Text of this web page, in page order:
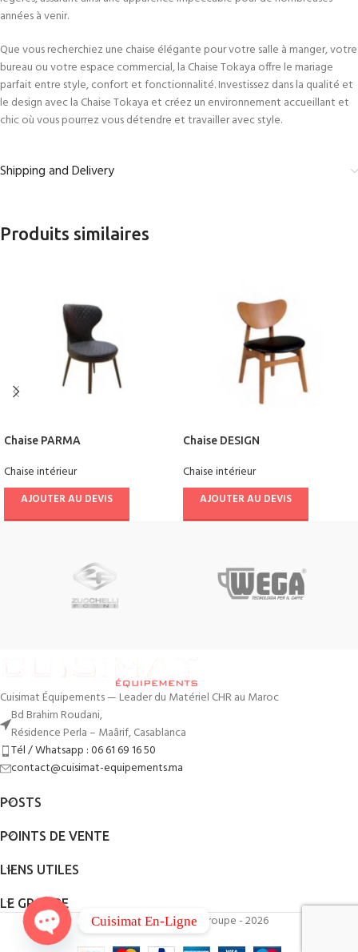
années à venir.
Que vous recherchiez une chaise élégante pour votre salle à manger, votre
bureau ou votre espace commercial, la Chaise Tokaya offre le mariage
parfait entre style, confort et fonctionnalité. Investissez dans la qualité et
le design avec la Chaise Tokaya et créez un environnement accueillant et
chic où vous pourrez vous détendre et travailler avec style.
Shipping and Delivery
Produits similaires
Chaise PARMA
Chaise intérieur
AJOUTER AU DEVIS
Chaise DESIGN
Chaise intérieur
AJOUTER AU DEVIS
Cuisimat Équipements — Leader du Matériel CHR au Maroc
Bd Brahim Roudani,
Résidence Perla – Maârif, Casablanca
Tél / Whatsapp : 06 61 69 16 50
contact@cuisimat-equipements.ma
POSTS
POINTS DE VENTE
LIENS UTILES
LE GROUPE
ByQodWeb- Cuisimat Groupe - 2026
Cuisimat En-Ligne
O
p
e
n
c
h
at